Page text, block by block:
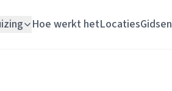
Hoe werkt hetLocatiesGidsen